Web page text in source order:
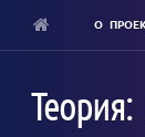
content
О